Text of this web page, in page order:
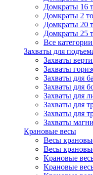
Домкраты 16
Домкраты 2
Домкраты 20
Домкраты 25
Все
Захваты для
Захваты
Захваты
Захваты для
Захваты для
Захваты для
Захваты для
Захваты для
Захваты
Крановые весы
Весы
Весы
Крановые
Крановые